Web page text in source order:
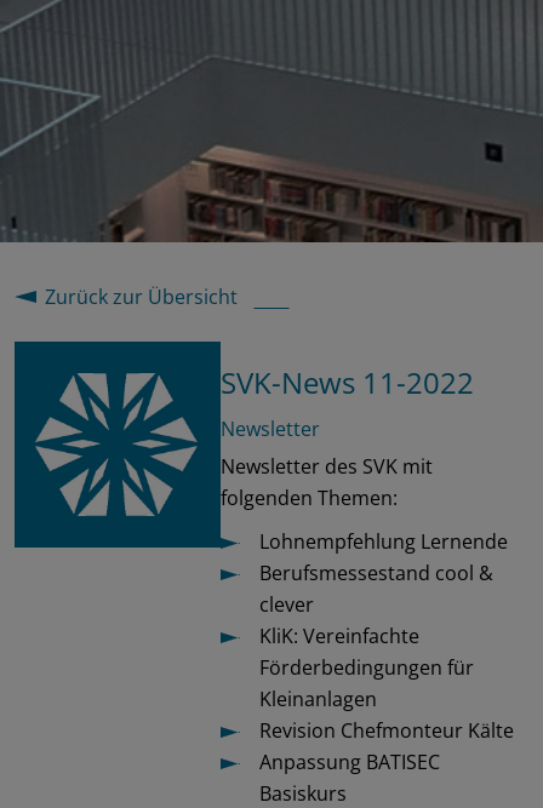
Zurück zur Übersicht
SVK-News 11-2022
Newsletter
Newsletter des SVK mit
folgenden Themen:
Lohnempfehlung Lernende
Berufsmessestand cool &
clever
KliK: Vereinfachte
Förderbedingungen für
Kleinanlagen
Revision Chefmonteur Kälte
Anpassung BATISEC
Basiskurs